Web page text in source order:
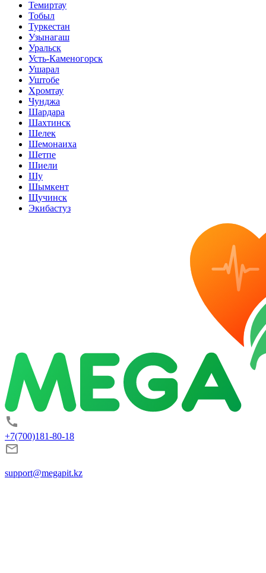
Темиртау
Тобыл
Туркестан
Узынагаш
Уральск
Усть-Каменогорск
Ушарал
Уштобе
Хромтау
Чунджа
Шардара
Шахтинск
Шелек
Шемонаиха
Шетпе
Шиели
Шу
Шымкент
Щучинск
Экибастуз
+7(700)181-80-18
support@megapit.kz